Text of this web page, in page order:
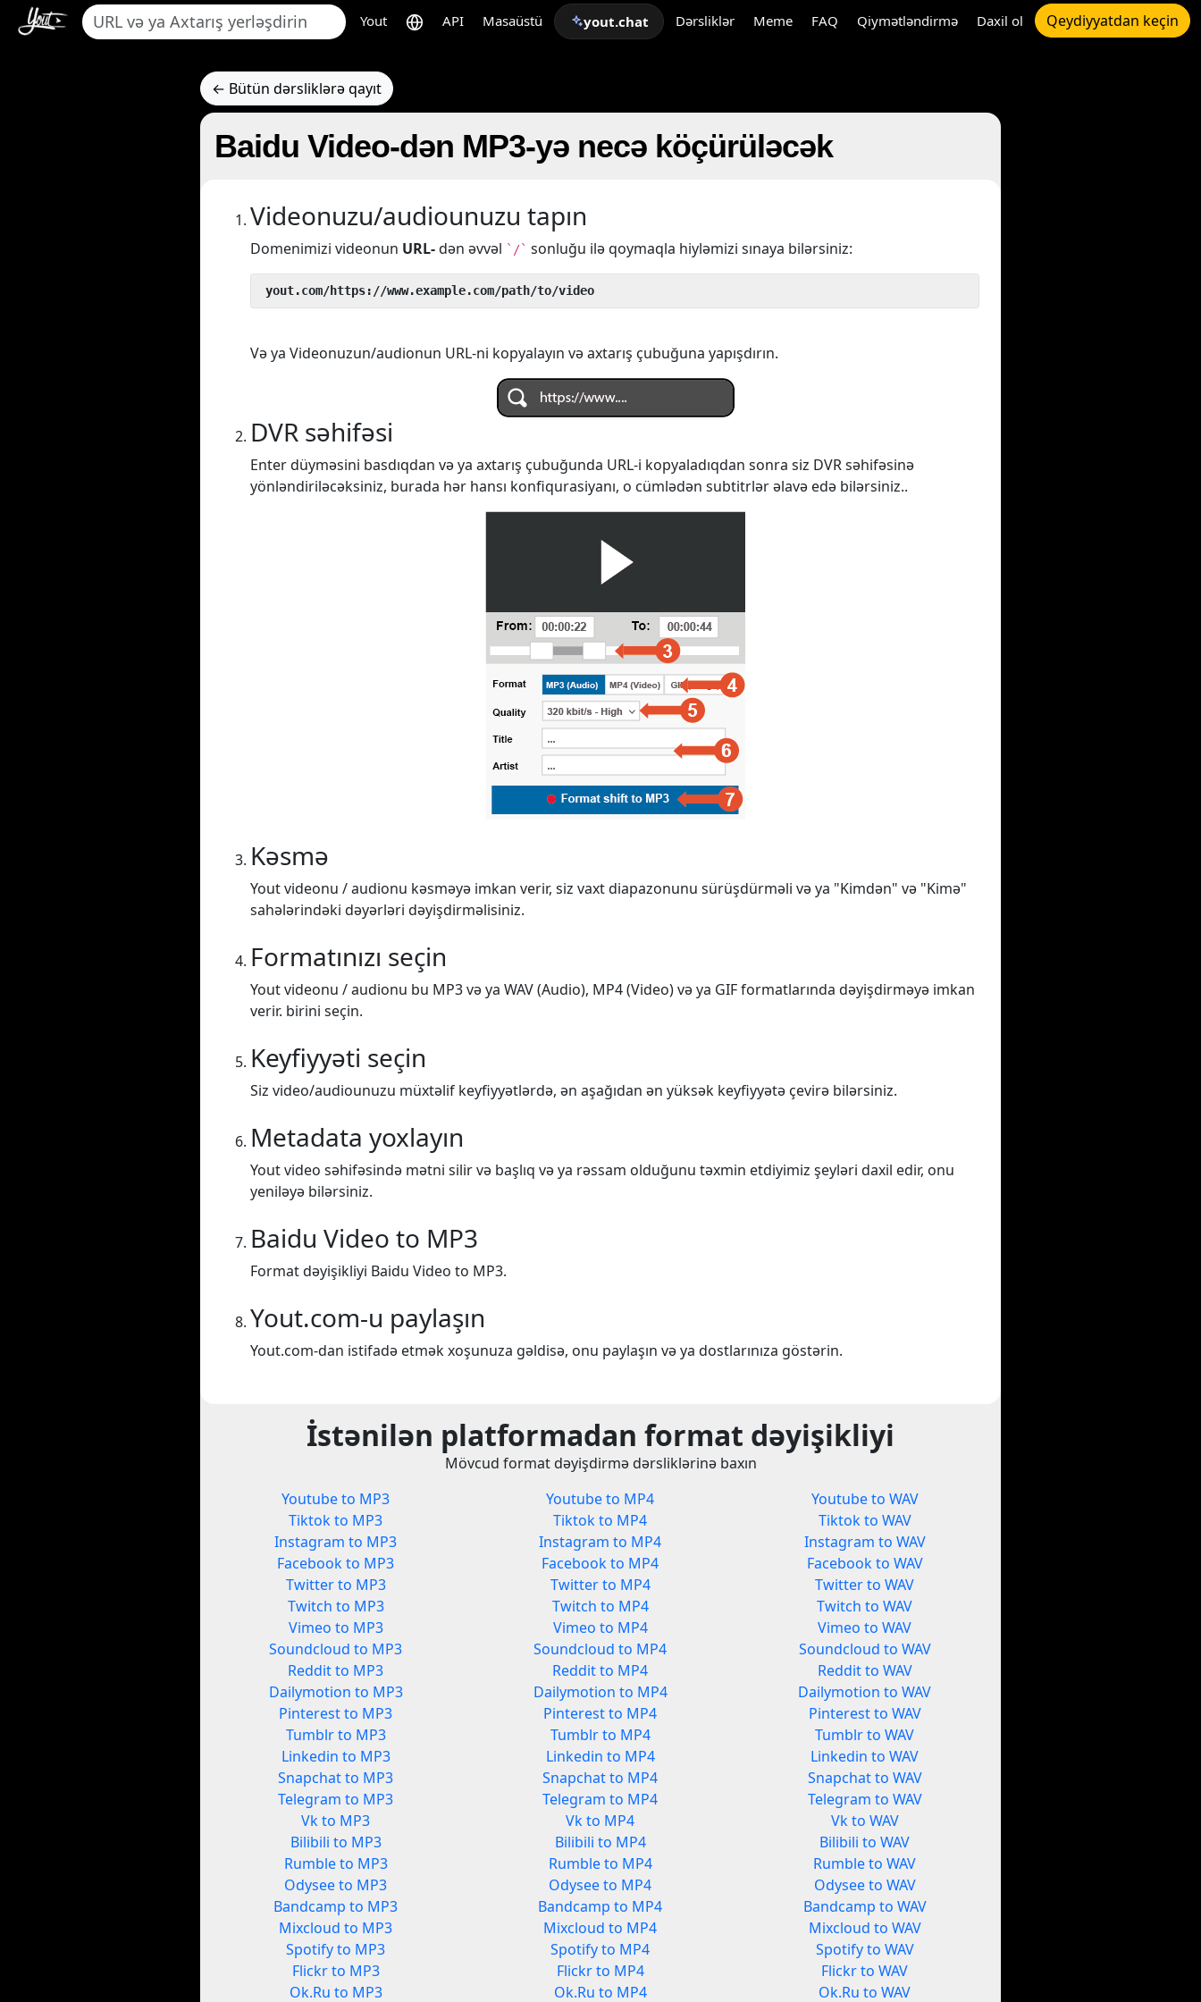
Yout API Masaüstü yout.chat Dərsliklər Meme FAQ Qiymətləndirmə Daxil ol Qeydiyyatdan keçin
← Bütün dərsliklərə qayıt
Baidu Video-dən MP3-yə necə köçürüləcək
Videonuzu/audiounuzu tapın
Domenimizi videonun URL-dən əvvəl `/` sonluğu ilə qoymaqla hiyləmizi sınaya bilərsiniz:
yout.com/https://www.example.com/path/to/video
Və ya Videonuzun/audionun URL-ni kopyalayın və axtarış çubuğuna yapışdırın.
DVR səhifəsi
Enter düyməsini basdıqdan və ya axtarış çubuğunda URL-i kopyaladıqdan sonra siz DVR səhifəsinə
yönləndiriləcəksiniz, burada hər hansı konfiqurasiyanı, o cümlədən subtitrlər əlavə edə bilərsiniz..
Kəsmə
Yout videonu / audionu kəsməyə imkan verir, siz vaxt diapazonunu sürüşdürməli və ya "Kimdən" və "Kimə"
sahələrindəki dəyərləri dəyişdirməlisiniz.
Formatınızı seçin
Yout videonu / audionu bu MP3 və ya WAV (Audio), MP4 (Video) və ya GIF formatlarında dəyişdirməyə imkan
verir. birini seçin.
Keyfiyyəti seçin
Siz video/audiounuzu müxtəlif keyfiyyətlərdə, ən aşağıdan ən yüksək keyfiyyətə çevirə bilərsiniz.
Metadata yoxlayın
Yout video səhifəsində mətni silir və başlıq və ya rəssam olduğunu təxmin etdiyimiz şeyləri daxil edir, onu
yeniləyə bilərsiniz.
Baidu Video to MP3
Format dəyişikliyi Baidu Video to MP3.
Yout.com-u paylaşın
Yout.com-dan istifadə etmək xoşunuza gəldisə, onu paylaşın və ya dostlarınıza göstərin.
İstənilən platformadan format dəyişikliyi
Mövcud format dəyişdirmə dərsliklərinə baxın
Youtube to MP3
Tiktok to MP3
Instagram to MP3
Facebook to MP3
Twitter to MP3
Twitch to MP3
Vimeo to MP3
Soundcloud to MP3
Reddit to MP3
Dailymotion to MP3
Pinterest to MP3
Tumblr to MP3
Linkedin to MP3
Snapchat to MP3
Telegram to MP3
Vk to MP3
Bilibili to MP3
Rumble to MP3
Odysee to MP3
Bandcamp to MP3
Mixcloud to MP3
Spotify to MP3
Flickr to MP3
Ok.Ru to MP3
Youtube to MP4
Tiktok to MP4
Instagram to MP4
Facebook to MP4
Twitter to MP4
Twitch to MP4
Vimeo to MP4
Soundcloud to MP4
Reddit to MP4
Dailymotion to MP4
Pinterest to MP4
Tumblr to MP4
Linkedin to MP4
Snapchat to MP4
Telegram to MP4
Vk to MP4
Bilibili to MP4
Rumble to MP4
Odysee to MP4
Bandcamp to MP4
Mixcloud to MP4
Spotify to MP4
Flickr to MP4
Ok.Ru to MP4
Youtube to WAV
Tiktok to WAV
Instagram to WAV
Facebook to WAV
Twitter to WAV
Twitch to WAV
Vimeo to WAV
Soundcloud to WAV
Reddit to WAV
Dailymotion to WAV
Pinterest to WAV
Tumblr to WAV
Linkedin to WAV
Snapchat to WAV
Telegram to WAV
Vk to WAV
Bilibili to WAV
Rumble to WAV
Odysee to WAV
Bandcamp to WAV
Mixcloud to WAV
Spotify to WAV
Flickr to WAV
Ok.Ru to WAV